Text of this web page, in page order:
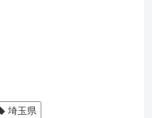
埼玉県